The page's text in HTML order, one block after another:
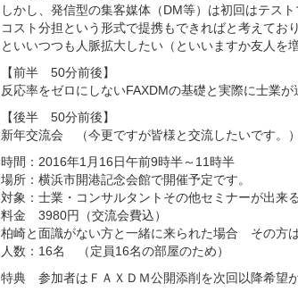
しかし、発信型の集客媒体（DM等）は初回はテス
コスト分担という形式で提携もできればと考えており
といいつつも人脈拡大したい（といいますか友人を
【前半 50分前後】
反応率をゼロにしないFAXDMの基礎と実際に士業
【後半 50分前後】
新年交流会 （今更ですが皆様と交流したいです。）
時間：2016年1月16日午前9時半～11時半
場所：横浜市開港記念会館で開催予定です。
対象：士業・コンサルタントその他セミナーが出来
料金 3980円（交流会費込）
柏崎と面識がない方と一緒に来られた場合 その方
人数：16名 （定員16名の部屋のため）
特典 参加者はＦＡＸＤＭ公開添削を次回以降希望